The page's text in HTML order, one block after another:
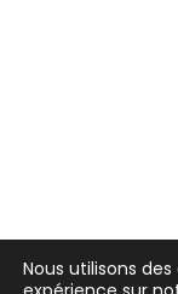
Nous utilisons